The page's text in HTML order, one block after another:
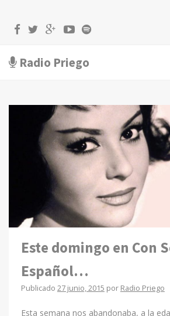
Radio Priego
Este domingo en Con
Español…
Publicado 27 junio, 2015 por Radio Priego
Esta semana nos abandonaba, a la